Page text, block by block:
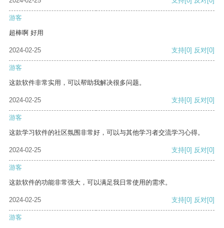
游客
超棒啊 好用
2024-02-25 支持[0] 反对[0]
游客
这款软件非常实用，可以帮助我解决很多问题。
2024-02-25 支持[0] 反对[0]
游客
这款学习软件的社区氛围非常好，可以与其他学习者交流学习心得。
2024-02-25 支持[0] 反对[0]
游客
这款软件的功能非常强大，可以满足我日常使用的需求。
2024-02-25 支持[0] 反对[0]
游客